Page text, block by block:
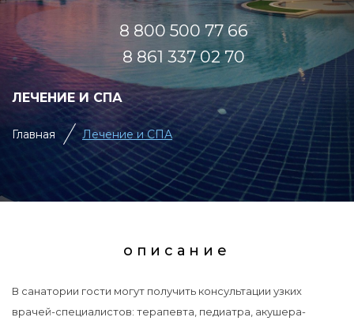
8 800 500 77 66
8 861 337 02 70
ЛЕЧЕНИЕ И СПА
Главная Лечение и СПА
описание
В санатории гости могут получить консультации узких
врачей-специалистов: терапевта, педиатра, акушера-